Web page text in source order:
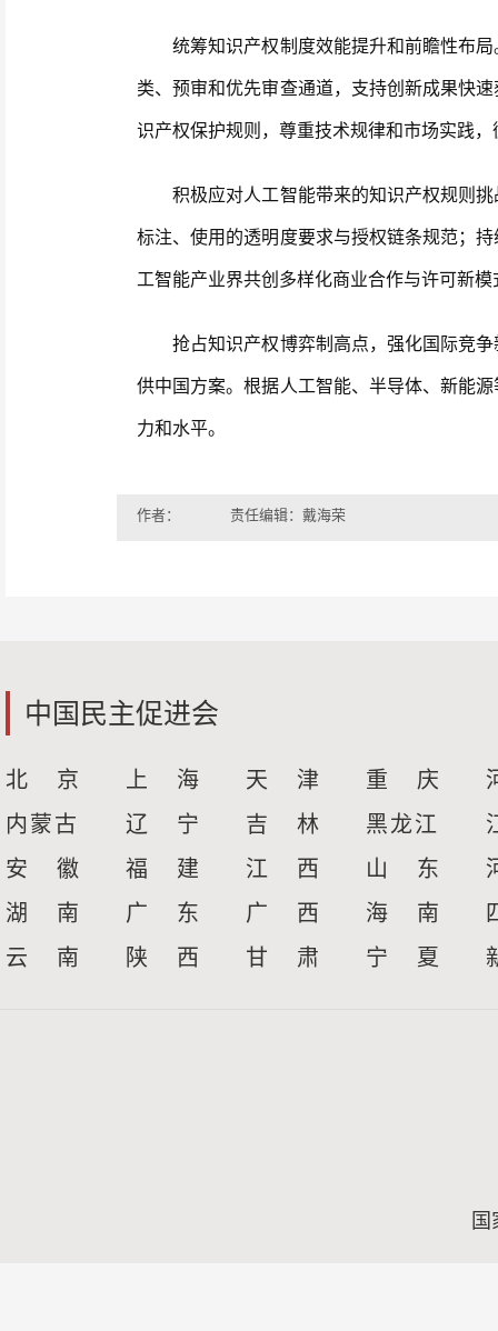
统筹知识产权制度效能提升和前瞻性布局
类、预审和优先审查通道，支持创新成果快
识产权保护规则，尊重技术规律和市场实践
积极应对人工智能带来的知识产权规则挑
标注、使用的透明度要求与授权链条规范；
工智能产业界共创多样化商业合作与许可新模
抢占知识产权博弈制高点，强化国际竞争
供中国方案。根据人工智能、半导体、新能
力和水平。
作者： 责任编辑：戴海荣
中国民主促进会
北 京 上 海 天 津 重 庆
内蒙古
辽 宁 吉 林 黑龙江
安 徽
福 建 江 西 山 东
湖 南
广 东 广 西 海 南
云 南
陕 西 甘 肃 宁 夏